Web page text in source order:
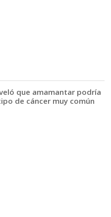
que amamantar podría
de cáncer muy común